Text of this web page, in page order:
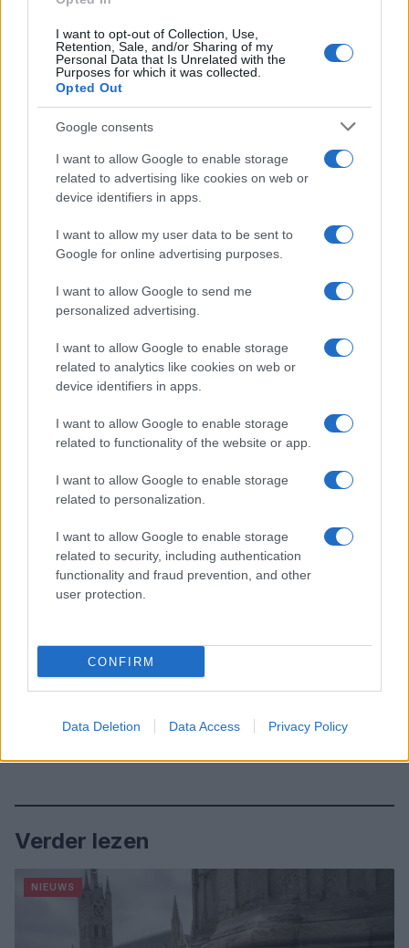
I want to opt-out of Collection, Use,
Retention, Sale, and/or Sharing of my
Personal Data that Is Unrelated with the
Purposes for which it was collected.
Opted Out
Google consents
I want to allow Google to enable storage
related to advertising like cookies on web or
device identifiers in apps.
I want to allow my user data to be sent to
Google for online advertising purposes.
I want to allow Google to send me
personalized advertising.
I want to allow Google to enable storage
related to analytics like cookies on web or
device identifiers in apps.
I want to allow Google to enable storage
related to functionality of the website or app.
I want to allow Google to enable storage
related to personalization.
I want to allow Google to enable storage
related to security, including authentication
functionality and fraud prevention, and other
user protection.
CONFIRM
Data Deletion Data Access Privacy Policy
Een oproep tot bewustwording
Het is tijd om het gesprek aan te gaan over de
verborgen gevaren van e-sigaretten.
volgende generatie willen beschermen, moeten we
informeren over de realiteit van vaping.
De strijd
tegen deze trend begint met kennis en
bewustwording. Laten we samen werken aan een
gezondere toekomst voor onze jongeren, vrij van
AUTEUR
Redactie Newz
Verder lezen
NIEUWS